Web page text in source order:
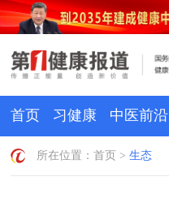
首页 习健康 中医前沿
所在位置：首页 >生态